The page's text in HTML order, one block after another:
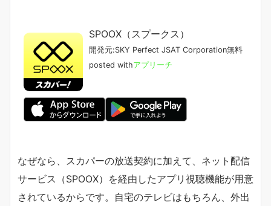
SPOOX（スプークス）
開発元:SKY Perfect JSAT Corporation無料
posted withアプリーチ
なぜなら、スカパーの放送契約に加えて、ネット配信
サービス（SPOOX）を経由したアプリ視聴機能が用意
されているからです。自宅のテレビはもちろん、外出